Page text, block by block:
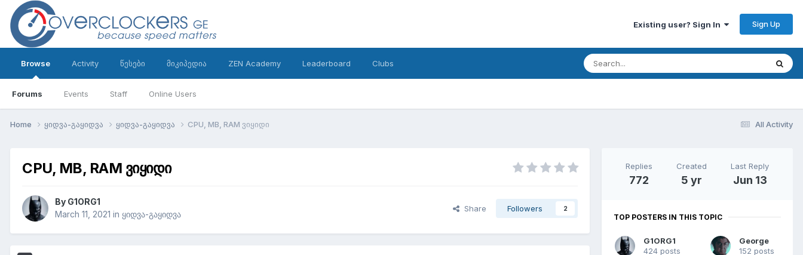
Existing user? Sign In Sign Up
Browse
Forums Events Staff Online Users
Activity წესები მიკიპედია ZEN Academy Leaderboard Clubs
All Activity
Home ყიდვა-გაყიდვა ყიდვა-გაყიდვა CPU, MB, RAM ვიყიდი
CPU, MB, RAM ვიყიდი
By G1ORG1
March 11, 2021 in ყიდვა-გაყიდვა
Share Followers 2
Replies
772
Created
5 yr
Last Reply
Jun 13
TOP POSTERS IN THIS TOPIC
G1ORG1
424 posts
George
152 posts